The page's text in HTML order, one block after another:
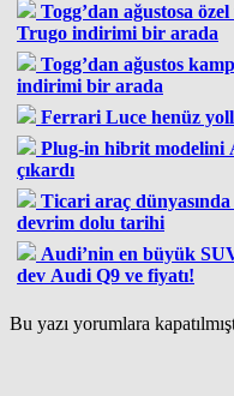
Togg’dan ağustosa
Trugo indirimi bir arada
Togg’dan ağustos
indirimi bir arada
Ferrari Luce henüz
Plug-in hibrit modelini
çıkardı
Ticari araç dünyasında
devrim dolu tarihi
Audi’nin en büyük
dev Audi Q9 ve fiyatı!
Bu yazı yorumlara